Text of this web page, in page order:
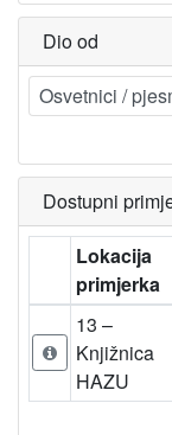
Dio od
Osvetnici /
Dostupni
Lokacija
primjerka
13 –
Knjižnica
HAZU